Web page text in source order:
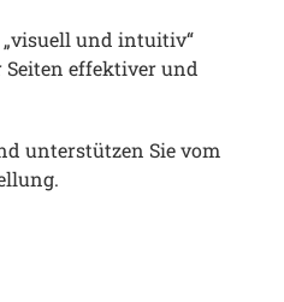
und intuitiv“
effektiver und
unterstützen Sie vom